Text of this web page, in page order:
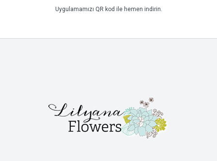
Uygulamamızı QR kod ile hemen indirin.